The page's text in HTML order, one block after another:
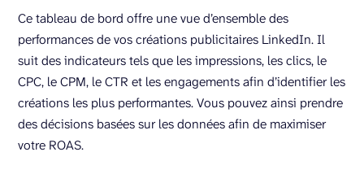
Ce tableau de bord offre une vue d’ensemble des
performances de vos créations publicitaires LinkedIn. Il
suit des indicateurs tels que les impressions, les clics, le
CPC, le CPM, le CTR et les engagements afin d’identifier les
créations les plus performantes. Vous pouvez ainsi prendre
des décisions basées sur les données afin de maximiser
votre ROAS.